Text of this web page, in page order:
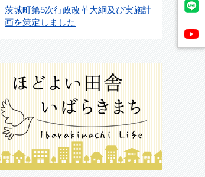
茨城町第5次行政改革大綱及び実施計
画を策定しました